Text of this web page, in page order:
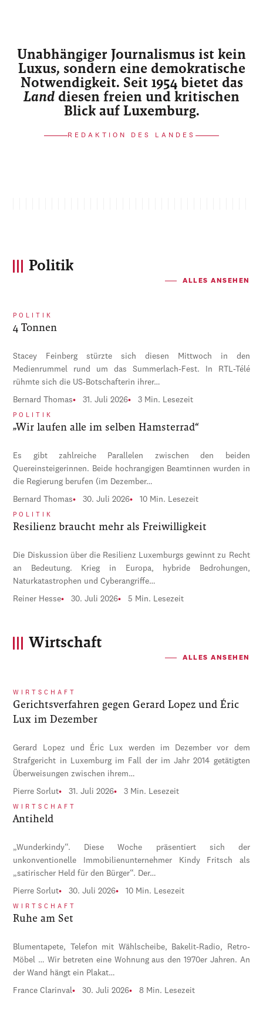
Unabhängiger Journalismus ist kein
Luxus, sondern eine demokratische
Notwendigkeit. Seit 1954 bietet das
Land diesen freien und kritischen
Blick auf Luxemburg.
REDAKTION DES LANDES
Politik
ALLES ANSEHEN
POLITIK
4 Tonnen
Stacey Feinberg stürzte sich diesen Mittwoch in den
Medienrummel rund um das Summerlach-Fest. In RTL-Télé
rühmte sich die US-Botschafterin ihrer…
Bernard Thomas 31. Juli 2026 3 Min. Lesezeit
POLITIK
„Wir laufen alle im selben Hamsterrad“
Es gibt zahlreiche Parallelen zwischen den beiden
Quereinsteigerinnen. Beide hochrangigen Beamtinnen wurden in
die Regierung berufen (im Dezember…
Bernard Thomas 30. Juli 2026 10 Min. Lesezeit
POLITIK
Resilienz braucht mehr als Freiwilligkeit
Die Diskussion über die Resilienz Luxemburgs gewinnt zu Recht
an Bedeutung. Krieg in Europa, hybride Bedrohungen,
Naturkatastrophen und Cyberangriffe…
Reiner Hesse 30. Juli 2026 5 Min. Lesezeit
Wirtschaft
ALLES ANSEHEN
WIRTSCHAFT
Gerichtsverfahren gegen Gerard Lopez und Éric
Lux im Dezember
Gerard Lopez und Éric Lux werden im Dezember vor dem
Strafgericht in Luxemburg im Fall der im Jahr 2014 getätigten
Überweisungen zwischen ihrem…
Pierre Sorlut 31. Juli 2026 3 Min. Lesezeit
WIRTSCHAFT
Antiheld
„Wunderkindy“. Diese Woche präsentiert sich der
unkonventionelle Immobilienunternehmer Kindy Fritsch als
„satirischer Held für den Bürger“. Der…
Pierre Sorlut 30. Juli 2026 10 Min. Lesezeit
WIRTSCHAFT
Ruhe am Set
Blumentapete, Telefon mit Wählscheibe, Bakelit-Radio, Retro-
Möbel … Wir betreten eine Wohnung aus den 1970er Jahren. An
der Wand hängt ein Plakat…
France Clarinval 30. Juli 2026 8 Min. Lesezeit